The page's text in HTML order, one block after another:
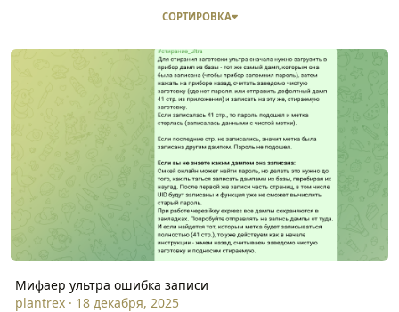
СОРТИРОВКА
Мифаер ультра ошибка записи
Мифаер ультра ошибка записи
plantrex· 18 декабря, 2025